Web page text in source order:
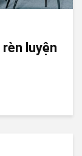
luyện